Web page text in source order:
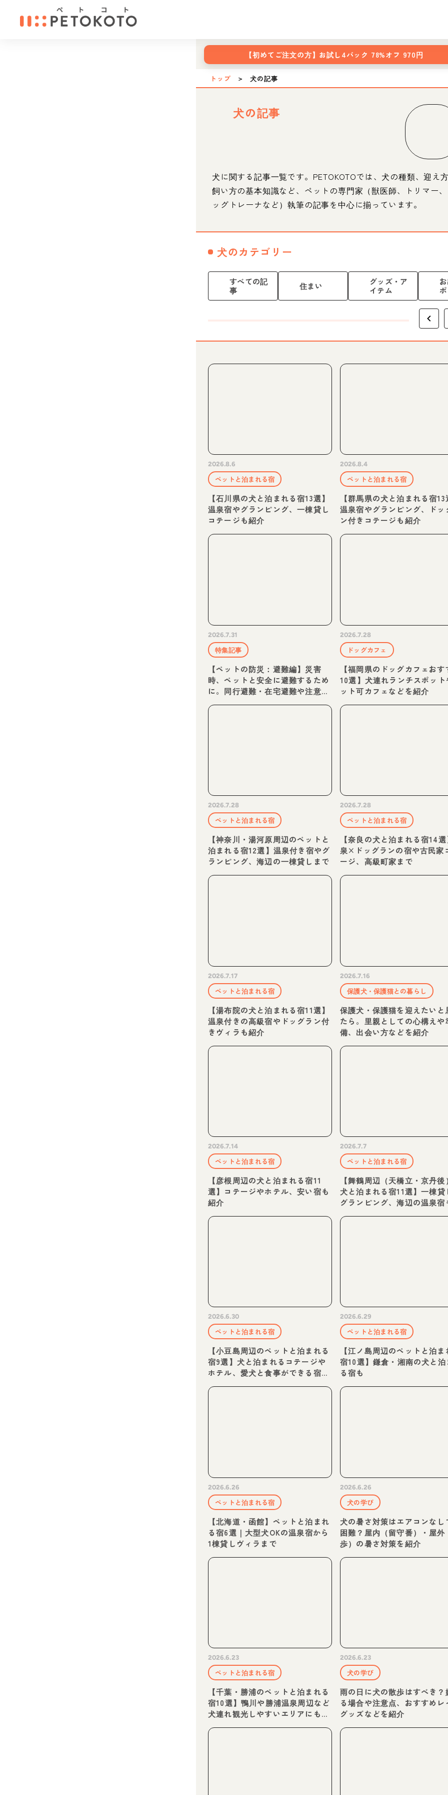
【初めてご注文の方】 お試し4パック 78%オフ 970円
トップ ＞ 犬の記事
犬の記事
犬に関する記事一覧です。PETOKOTOでは、犬の種類、迎え
飼い方の基本知識など、ペットの専門家（獣医師、トリマー
ッグトレーナなど）執筆の記事を中心に揃っています。
犬のカテゴリー
すべての記
事
住まい
グッズ・ア
イテム
2026.8.6
ペットと泊まれる宿
【石川県の犬と泊まれる宿13選】
温泉宿やグランピング、一棟貸し
コテージも紹介
2026.8.4
ペットと泊まれる宿
【群馬県の犬と泊まれる宿
温泉宿やグランピング、ドッ
ン付きコテージも紹介
2026.7.31
特集記事
【ペットの防災：避難編】災害
時、ペットと安全に避難するため
に。同行避難・在宅避難や注意点
2026.7.28
ドッグカフェ
【福岡県のドッグカフェおす
10選】犬連れランチスポット
ット可カフェなどを紹介
2026.7.28
ペットと泊まれる宿
【神奈川・湯河原周辺のペットと
泊まれる宿12選】温泉付き宿やグ
ランピング、海辺の一棟貸しまで
2026.7.28
ペットと泊まれる宿
【奈良の犬と泊まれる宿14
泉×ドッグランの宿や古民家
ージ、高級町家まで
2026.7.17
ペットと泊まれる宿
【湯布院の犬と泊まれる宿11選】
温泉付きの高級宿やドッグラン付
きヴィラも紹介
2026.7.16
保護犬・保護猫との暮らし
保護犬・保護猫を迎えたいと
たら。里親としての心構えや
備、出会い方などを紹介
2026.7.14
ペットと泊まれる宿
【彦根周辺の犬と泊まれる宿11
選】コテージやホテル、安い宿も
紹介
2026.7.7
ペットと泊まれる宿
【舞鶴周辺（天橋立・京丹後
犬と泊まれる宿11選】一棟貸
グランピング、海辺の温泉宿
2026.6.30
ペットと泊まれる宿
【小豆島周辺のペットと泊まれる
宿9選】犬と泊まれるコテージや
ホテル、愛犬と食事ができる宿も
紹介
2026.6.29
ペットと泊まれる宿
【江ノ島周辺のペットと泊ま
宿10選】鎌倉・湘南の犬と泊
る宿も
2026.6.26
ペットと泊まれる宿
【北海道・函館】ペットと泊まれ
る宿6選｜大型犬OKの温泉宿から
1棟貸しヴィラまで
2026.6.26
犬の学び
犬の暑さ対策はエアコンなし
困難？屋内（留守番）・屋外
歩）の暑さ対策を紹介
2026.6.23
ペットと泊まれる宿
【千葉・勝浦のペットと泊まれる
宿10選】鴨川や勝浦温泉周辺など
犬連れ観光しやすいエリアにもあ
2026.6.23
犬の学び
雨の日に犬の散歩はすべき？
る場合や注意点、おすすめレ
グッズなどを紹介